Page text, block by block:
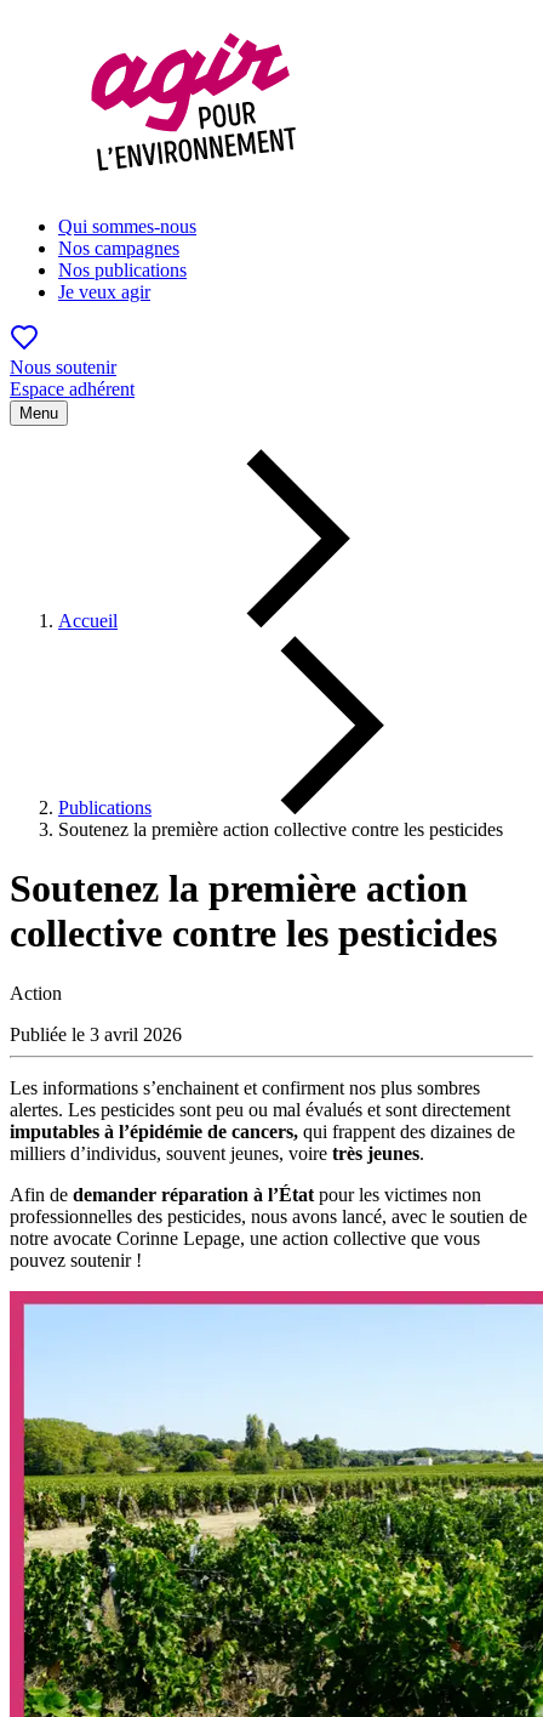
Qui sommes-nous
Nos campagnes
Nos publications
Je veux agir
Nous soutenir
Espace adhérent
Menu
Accueil
Publications
Soutenez la première action collective contre les pesticides
Soutenez la première action
collective contre les pesticides
Action
Publiée le 3 avril 2026
Les informations s’enchainent et confirment nos plus sombres
alertes. Les pesticides sont peu ou mal évalués et sont directement
imputables à l’épidémie de cancers, qui frappent des dizaines de
milliers d’individus, souvent jeunes, voire très jeunes.
Afin de demander réparation à l’État pour les victimes non
professionnelles des pesticides, nous avons lancé, avec le soutien de
notre avocate Corinne Lepage, une action collective que vous
pouvez soutenir !